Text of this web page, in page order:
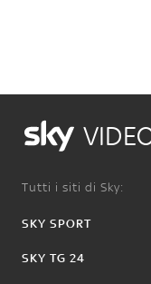
Tutti i siti di Sky:
SKY SPORT
SKY TG 24